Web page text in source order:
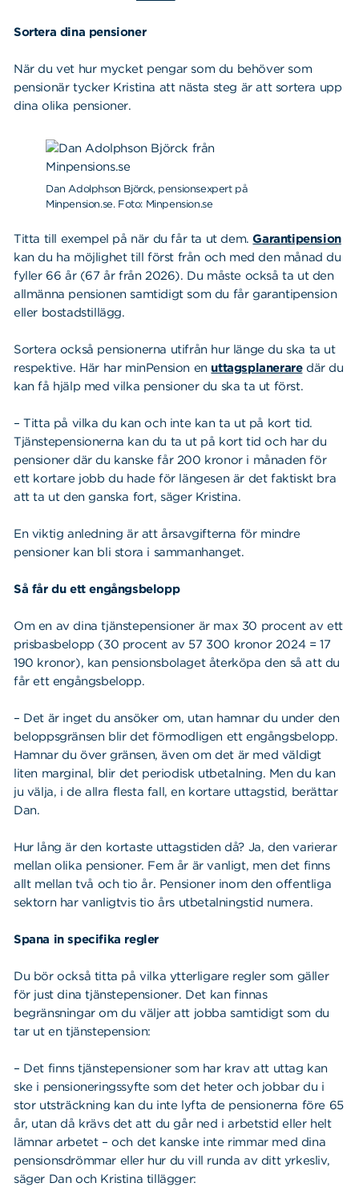
Sortera dina pensioner
När du vet hur mycket pengar som du behöver som
pensionär tycker Kristina att nästa steg är att sortera upp
dina olika pensioner.
Dan Adolphson Björck, pensionsexpert på
Minpension.se. Foto: Minpension.se
Titta till exempel på när du får ta ut dem.Garantipension
kan du ha möjlighet till först från och med den månad du
fyller 66 år (67 år från 2026). Du måste också ta ut den
allmänna pensionen samtidigt som du får garantipension
eller bostadstillägg.
Sortera också pensionerna utifrån hur länge du ska ta ut
respektive. Här har minPension en uttagsplaneraredär du
kan få hjälp med vilka pensioner du ska ta ut först.
– Titta på vilka du kan och inte kan ta ut på kort tid.
Tjänstepensionerna kan du ta ut på kort tid och har du
pensioner där du kanske får 200 kronor i månaden för
ett kortare jobb du hade för längesen är det faktiskt bra
att ta ut den ganska fort, säger Kristina.
En viktig anledning är att årsavgifterna för mindre
pensioner kan bli stora i sammanhanget.
Så får du ett engångsbelopp
Om en av dina tjänstepensioner är max 30 procent av ett
prisbasbelopp (30 procent av 57 300 kronor 2024 = 17
190 kronor), kan pensionsbolaget återköpa den så att du
får ett engångsbelopp.
– Det är inget du ansöker om, utan hamnar du under den
beloppsgränsen blir det förmodligen ett engångsbelopp.
Hamnar du över gränsen, även om det är med väldigt
liten marginal, blir det periodisk utbetalning. Men du kan
ju välja, i de allra flesta fall, en kortare uttagstid, berättar
Dan.
Hur lång är den kortaste uttagstiden då? Ja, den varierar
mellan olika pensioner. Fem år är vanligt, men det finns
allt mellan två och tio år. Pensioner inom den offentliga
sektorn har vanligtvis tio års utbetalningstid numera.
Spana in specifika regler
Du bör också titta på vilka ytterligare regler som gäller
för just dina tjänstepensioner. Det kan finnas
begränsningar om du väljer att jobba samtidigt som du
tar ut en tjänstepension:
– Det finns tjänstepensioner som har krav att uttag kan
ske i pensioneringssyfte som det heter och jobbar du i
stor utsträckning kan du inte lyfta de pensionerna före 65
år, utan då krävs det att du går ned i arbetstid eller helt
lämnar arbetet – och det kanske inte rimmar med dina
pensionsdrömmar eller hur du vill runda av ditt yrkesliv,
säger Dan och Kristina tillägger: